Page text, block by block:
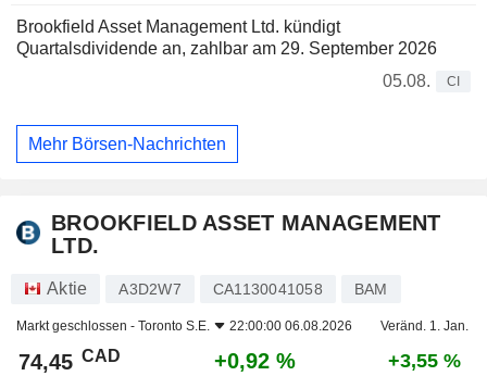
Brookfield Asset Management Ltd. kündigt
Quartalsdividende an, zahlbar am 29. September 2026
05.08.
CI
Mehr Börsen-Nachrichten
BROOKFIELD ASSET MANAGEMENT
LTD.
Aktie A3D2W7 CA1130041058 BAM
Markt geschlossen - Toronto S.E. 22:00:00 06.08.2026 Veränd. 1. Jan.
74,45 CAD +0,92 % +3,55 %